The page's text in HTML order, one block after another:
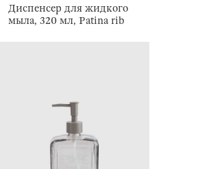
Диспенсер для жидкого
мыла, 320 мл, Patina rib